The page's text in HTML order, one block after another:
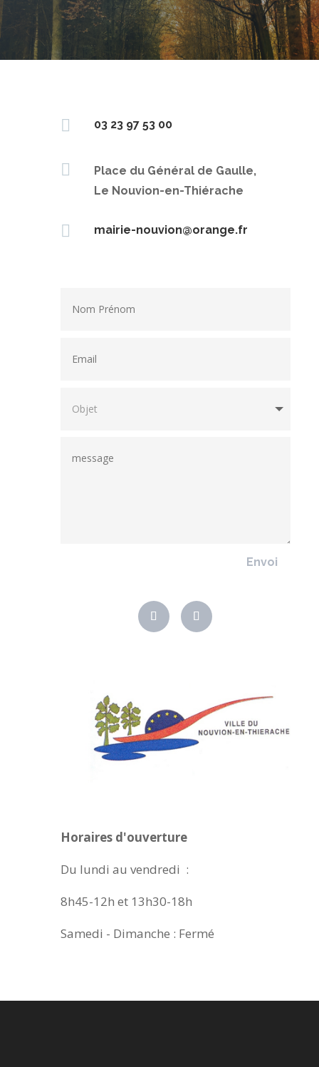
 03 23 97 53 00

Place du Général de Gaulle,
Le Nouvion-en-Thiérache
 mairie-nouvion@orange.fr
Envoi
Horaires d'ouverture
Du lundi au vendredi :
8h45-12h et 13h30-18h
Samedi - Dimanche : Fermé